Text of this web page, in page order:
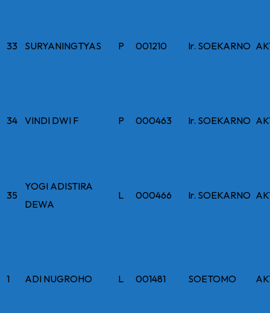
33 SURYANINGTYAS P 001210 Ir. SOEKARNO
34 VINDI DWI F P 000463 Ir. SOEKARNO
35
YOGI ADISTIRA
DEWA
L 000466 Ir. SOEKARNO
1 ADI NUGROHO L 001481 SOETOMO